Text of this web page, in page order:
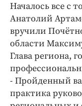
Интересное
Клиника
Бренд года
Началось все с
Анатолий
вручили
области
Глава региона,
- Пройденный
практика